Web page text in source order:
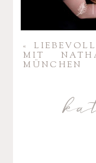
«
MIT
MÜNCHEN